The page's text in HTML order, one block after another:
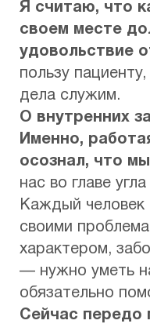
Я считаю, что
своем месте
удовольствие
пользу
дела служим.
О внутренних
Именно,
осознал, что
нас во главе
Каждый человек
своими
характером,
— нужно уметь
обязательно
Сейчас передо